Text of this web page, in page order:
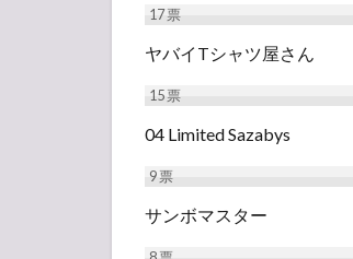
17票
ヤバイTシャツ屋さん
15票
04 Limited Sazabys
9票
サンボマスター